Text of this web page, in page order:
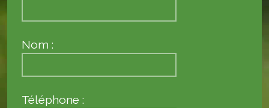
Nom :
Téléphone :